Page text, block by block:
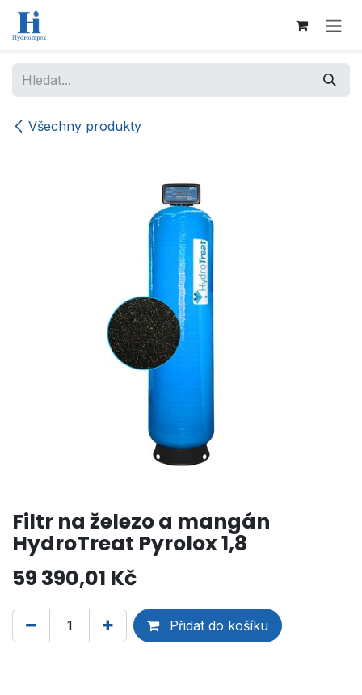
Přejít na obsah
Všechny produkty
Filtr na železo a mangán
HydroTreat Pyrolox 1,8
59 390,01 Kč
Přidat do košíku